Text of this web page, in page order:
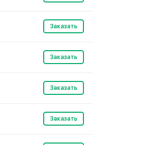
Заказать
Заказать
Заказать
Заказать